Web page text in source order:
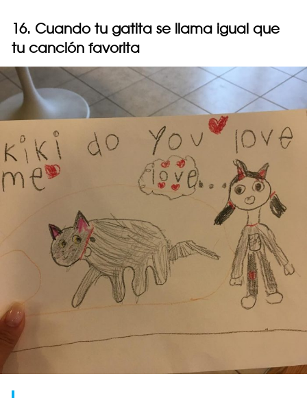
16. Cuando tu gatita se llama igual que
tu canción favorita